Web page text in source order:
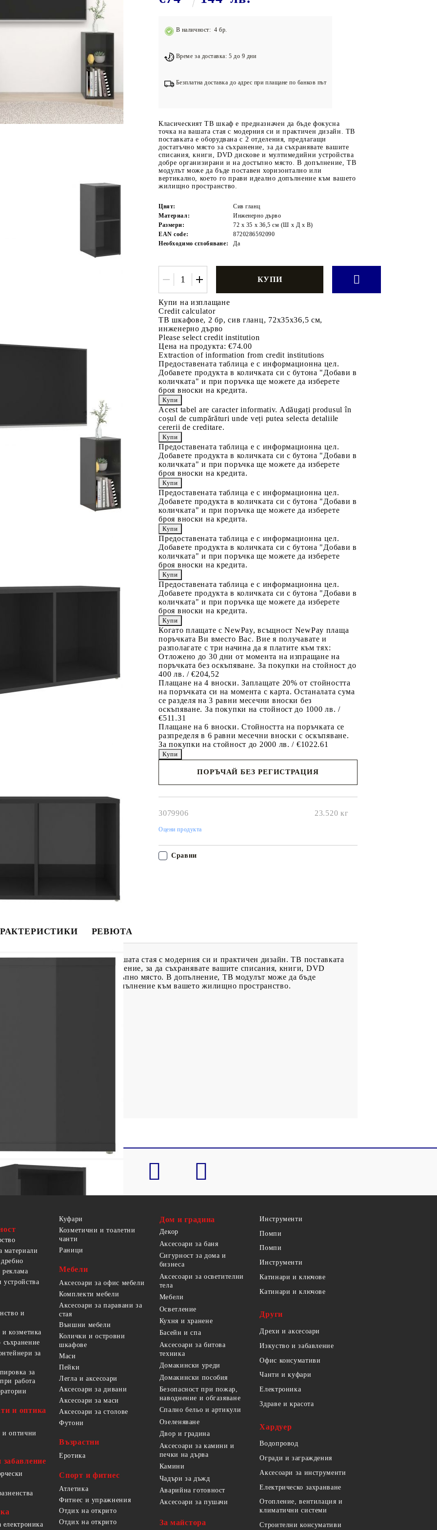
Подложки за фитнес уреди
Лостове за набиране
В наличност: 4 бр.
Време за доставка: 5 до 9 дни
Безплатна доставка до адрес при плащане по банков път
Класическият ТВ шкаф е предназначен да бъде фокусна
точка на вашата стая с модерния си и практичен дизайн. ТВ
поставката е оборудвана с 2 отделения, предлагащи
достатъчно място за съхранение, за да съхранявате вашите
списания, книги, DVD дискове и мултимедийни устройства
добре организирани и на достъпно място. В допълнение, ТВ
модулът може да бъде поставен хоризонтално или
вертикално, което го прави идеално допълнение към вашето
жилищно пространство.
Цвят:
Сив гланц
Материал:
Инженерно дърво
Размери:
72 x 35 x 36,5 см (Ш x Д x В)
EAN code:
8720286592090
Необходимо сглобяване:
Да
Купи на изплащане
Credit calculator
ТВ шкафове, 2 бр, сив гланц, 72x35x36,5 см,
инженерно дърво
Please select credit institution
Цена на продукта: €74.00
Extraction of information from credit institutions
Предоставената таблица е с информационна цел.
Добавете продукта в количката си с бутона "Добави в
количката" и при поръчка ще можете да изберете
броя вноски на кредита.
Acest tabel are caracter informativ. Adăugați produsul în
coșul de cumpărături unde veți putea selecta detaliile
cererii de creditare.
Предоставената таблица е с информационна цел.
Добавете продукта в количката си с бутона "Добави в
количката" и при поръчка ще можете да изберете
броя вноски на кредита.
Предоставената таблица е с информационна цел.
Добавете продукта в количката си с бутона "Добави в
количката" и при поръчка ще можете да изберете
броя вноски на кредита.
Предоставената таблица е с информационна цел.
Добавете продукта в количката си с бутона "Добави в
количката" и при поръчка ще можете да изберете
броя вноски на кредита.
Предоставената таблица е с информационна цел.
Добавете продукта в количката си с бутона "Добави в
количката" и при поръчка ще можете да изберете
броя вноски на кредита.
Когато плащате с NewPay, всъщност NewPay плаща
поръчката Ви вместо Вас. Вие я получавате и
разполагате с три начина да я платите към тях:
Отложено до 30 дни от момента на изпращане на
поръчката без оскъпяване. За покупки на стойност до
400 лв. / €204,52
Плащане на 4 вноски. Заплащате 20% от стойността
на поръчката си на момента с карта. Останалата сума
се разделя на 3 равни месечни вноски без
оскъпяване. За покупки на стойност до 1000 лв. /
€511.31
Плащане на 6 вноски. Стойността на поръчката се
разпределя в 6 равни месечни вноски с оскъпяване.
За покупки на стойност до 2000 лв. / €1022.61
ПОРЪЧАЙ БЕЗ РЕГИСТРАЦИЯ
3079906 23.520 кг
Оцени продукта
Сравни
РЕВЮТА
да бъде фокусна точка на вашата стая с модерния си и практичен дизайн. ТВ поставката
достатъчно място за съхранение, за да съхранявате вашите списания, книги, DVD
добре организирани и на достъпно място. В допълнение, ТВ модулът може да бъде
което го прави идеално допълнение към вашето жилищно пространство.
материали
и
козметика
за
за
работа
и оптика
и оптични
забавление
електроника
Куфари
Козметични и тоалетни
чанти
Раници
Мебели
Аксесоари за офис мебели
Комплекти мебели
Аксесоари за паравани за
стая
Външни мебели
Колички и островни
шкафове
Маси
Пейки
Легла и аксесоари
Аксесоари за дивани
Аксесоари за маси
Аксесоари за столове
Футони
Възрастни
Еротика
Спорт и фитнес
Атлетика
Фитнес и упражнения
Отдих на открито
Отдих на открито
Дом и градина
Декор
Аксесоари за баня
Сигурност за дома и
бизнеса
Аксесоари за осветителни
тела
Мебели
Осветление
Кухня и хранене
Басейн и спа
Аксесоари за битова
техника
Домакински уреди
Домакински пособия
Безопасност при пожар,
наводнение и обгазяване
Спално бельо и артикули
Озеленяване
Двор и градина
Аксесоари за камини и
печки на дърва
Камини
Чадъри за дъжд
Аварийна готовност
Аксесоари за пушачи
За майстора
Инструменти
Помпи
Помпи
Инструменти
Катинари и ключове
Катинари и ключове
Други
Дрехи и аксесоари
Изкуство и забавление
Офис консумативи
Чанти и куфари
Електроника
Здраве и красота
Хардуер
Водопровод
Огради и заграждения
Аксесоари за инструменти
Електрическо захранване
Отопление, вентилация и
климатични системи
Строителни консумативи